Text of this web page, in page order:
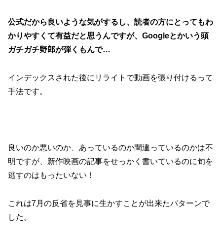
公式だから良いような気がするし、読者の方にとってもわ
かりやすくて有益だと思うんですが、Googleとかいう頭
ガチガチ野郎が弾くもんで…
インデックスされた後にリライトで動画を張り付けるって
手法です。
良いのか悪いのか、あっているのか間違っているのかは不
明ですが、新作映画の記事をせっかく書いているのに旬を
逃すのはもったいない！
これは7月の反省を見事に生かすことが出来たパターンで
した。